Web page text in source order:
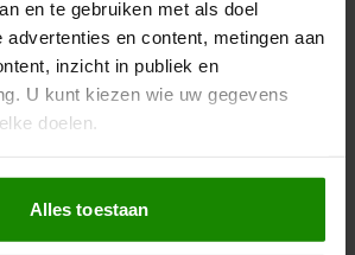
en te gebruiken met als doel
advertenties en content, metingen aan
inzicht in publiek en
U kunt kiezen wie uw gegevens
doelen.
we ook graag:
over uw geografische
een paar meter nauwkeurig kan zijn
Alles toestaan